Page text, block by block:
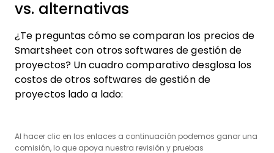
vs. alternativas
¿Te preguntas cómo se comparan los precios de
Smartsheet con otros softwares de gestión de
proyectos? Un cuadro comparativo desglosa los
costos de otros softwares de gestión de
proyectos lado a lado:
Al hacer clic en los enlaces a continuación podemos ganar una
comisión, lo que apoya nuestra revisión y pruebas